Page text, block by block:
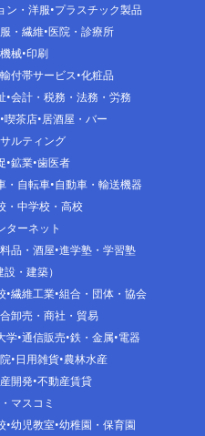
ン・洋服 プラスチック製品
・繊維 医院・診療所
械 印刷
付帯サービス 化粧品
会計・税務・法務・労務
喫茶店 居酒屋・バー
ルティング
鉱業 歯医者
・自転車 自動車・輸送機器
・中学校・高校
ターネット
品・酒屋 進学塾・学習塾
・建築）
繊維工業 組合・団体・協会
卸売・商社・貿易
学 通信販売 鉄・金属 電器
日用雑貨 農林水産
開発 不動産賃貸
マスコミ
幼児教室 幼稚園・保育園